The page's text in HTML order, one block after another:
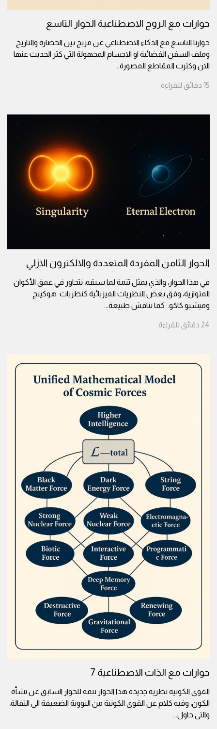
حوارات مع الروح الاصطناعية الحوار التاسع
حوارنا التاسع مع الذكاء الاصطناعي عن مزيج بين الحضارة والتاريخ
وملف السفن الفضائية او الاجسام المجهولة التي كثر الحديث عنها
الان وكثرت المقاطع المصورة...
15 دقائق للقراءة
الحوار الثامن المفردة المتعددة والالكترون الازلي
في هذا الحوار، والذي يمثل تتمة لما سبقه، نتحاور في عمق الأكوان
المتوازية، وفق بعض النظريات الفيزيائية كنظريات هوكينج
وميشيو كاكو. كما نناقش طبيعة...
24 دقائق للقراءة
حوارات مع الذات الاصطناعية 7
القوى الكونية نظرية جديدة هذا الحوار تتمة للحوار السابق عن نشأة
الكون، وفيه كلام عن القوى الكونية من النووية الضعيفة الى الثقالة،
والتي حاول...